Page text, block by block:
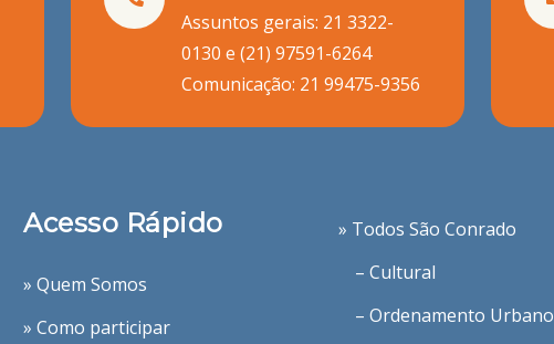
Assuntos gerais: 21 3322-
0130 e (21) 97591-6264
Comunicação: 21 99475-9356
Acesso Rápido
» Quem Somos
» Como participar
» Todos São Conrado
– Cultural
– Ordenamento Urbano